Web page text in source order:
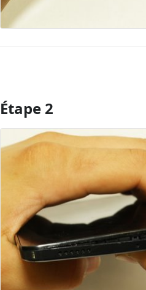
Ajouter un commentaire
Étape 2